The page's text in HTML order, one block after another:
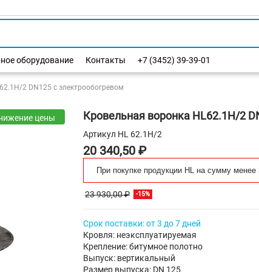
оборудование Контакты +7 (3452) 39-39-01
2 DN125 с электрообогревом
цены Кровельная воронка HL62.1H/2
Артикул HL 62.1H/2
20 340,50 ₽
При покупке продукции HL на сумму
23 930,00 ₽ -15%
Срок поставки: от 3 до 7 дней
Кровля: неэксплуатируемая
Крепление: битумное полотно
Выпуск: вертикальный
Размер выпуска: DN 125